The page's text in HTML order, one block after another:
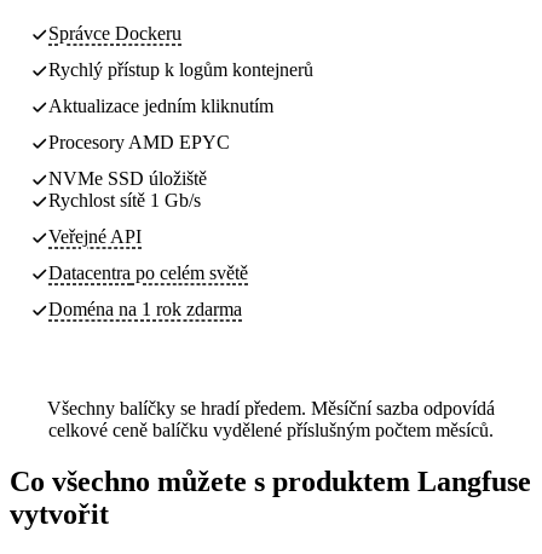
Správce Dockeru
Rychlý přístup k logům kontejnerů
Aktualizace jedním kliknutím
Procesory AMD EPYC
NVMe SSD úložiště
Rychlost sítě 1 Gb/s
Veřejné API
Datacentra po celém světě
Doména na 1 rok zdarma
Všechny balíčky se hradí předem. Měsíční sazba odpovídá
celkové ceně balíčku vydělené příslušným počtem měsíců.
Co všechno můžete s produktem Langfuse
vytvořit